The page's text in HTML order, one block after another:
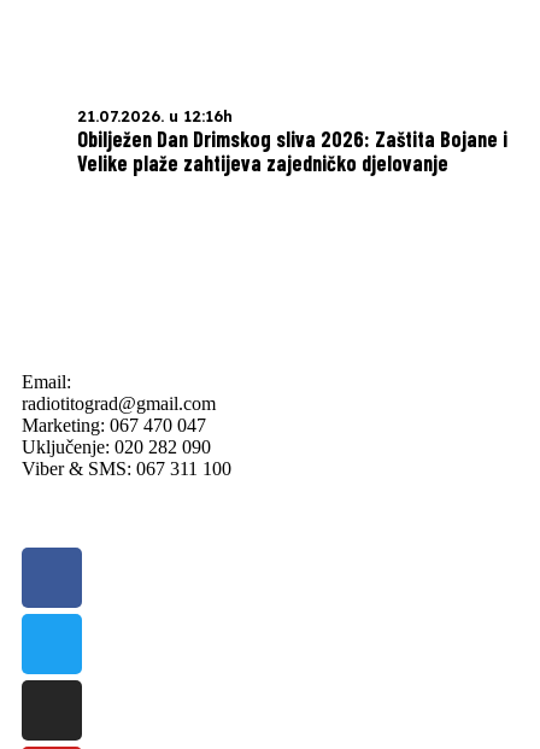
21.07.2026. u 12:16h
Obilježen Dan Drimskog sliva 2026: Zaštita Bojane i
Velike plaže zahtijeva zajedničko djelovanje
Email:
radiotitograd@gmail.com
Marketing: 067 470 047
Uključenje: 020 282 090
Viber & SMS: 067 311 100